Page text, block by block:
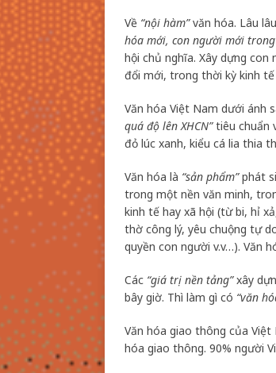
Về “nội hàm”văn hóa. Lâu
hóa mới, con người mới
hội chủ nghĩa. Xây dựng
đổi mới, trong thời kỳ kinh
Văn hóa Việt Nam dưới ánh
quá độ lên XHCN”tiêu chuẩn
đỏ lúc xanh, kiểu cá lia thia
Văn hóa là “sản phẩm”phát
trong một nền văn minh,
kinh tế hay xã hội (từ bi, hỉ
thờ công lý, yêu chuộng tự
quyền con người v.v…). Văn
Các “giá trị nền tảng”xây
bây giờ. Thì làm gì có “văn
Văn hóa giao thông của
hóa giao thông. 90% người